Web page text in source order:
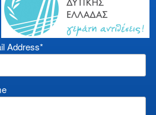
Address*